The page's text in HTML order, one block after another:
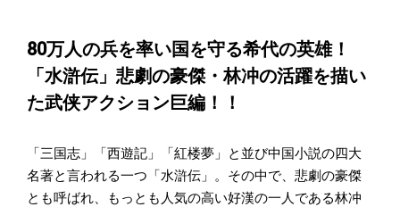
80万人の兵を率い国を守る希代の英雄！
「水滸伝」悲劇の豪傑・林冲の活躍を描い
た武侠アクション巨編！！
「三国志」「西遊記」「紅楼夢」と並び中国小説の四大
名著と言われる一つ「水滸伝」。その中で、悲劇の豪傑
とも呼ばれ、もっとも人気の高い好漢の一人である林冲